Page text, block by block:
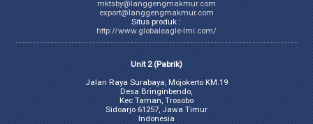
mktsby@langgengmakmur.com
export@langgengmakmur.com
Situs produk :
http://www.globaleagle-lmi.com/
Unit 2 (Pabrik)
Jalan Raya Surabaya, Mojokerto KM.19
Desa Bringinbendo,
Kec Taman, Trosobo
Sidoarjo 61257, Jawa Timur
Indonesia